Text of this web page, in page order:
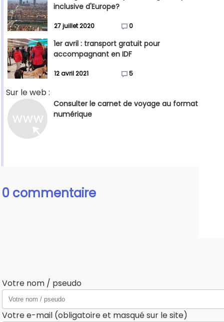
inclusive d'Europe?
27 juillet 2020 0
1er avril : transport gratuit pour
accompagnant en IDF
12 avril 2021 5
Sur le web :
Consulter le carnet de voyage au format
numérique
0 commentaire
Votre nom / pseudo
Votre e-mail (obligatoire et masqué sur le site)